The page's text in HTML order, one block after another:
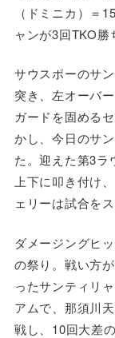
（ドミニカ）＝
ャンが3回TKO勝
サウスポーのサ
突き、左オーバ
ガードを固める
かし、今日のサ
た。迎えた第3ラ
上下に叩き付け
ェリーは試合をス
ダメージングヒ
の祭り。戦い方
ったサンティリ
アムで、那須川
戦し、10回大差